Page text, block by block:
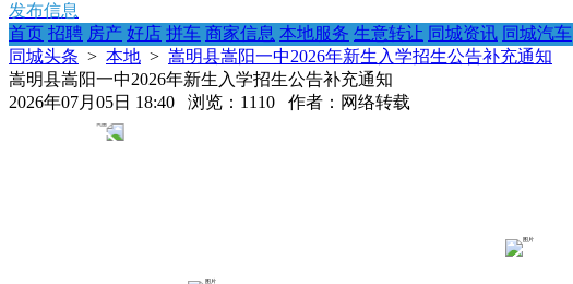
发布信息
首页 招聘 房产 好店 拼车 商家信息 本地服务 生意转让 同城资讯 同城汽车
同城头条 > 本地 > 嵩明县嵩阳一中2026年新生入学招生公告补充通知
嵩明县嵩阳一中2026年新生入学招生公告补充通知
2026年07月05日 18:40 浏览：1110 作者：网络转载